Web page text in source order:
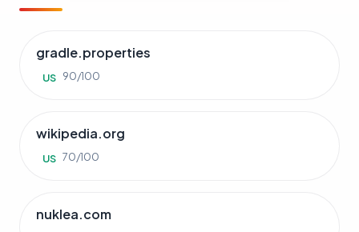
gradle.properties
US 90/100
wikipedia.org
US 70/100
nuklea.com